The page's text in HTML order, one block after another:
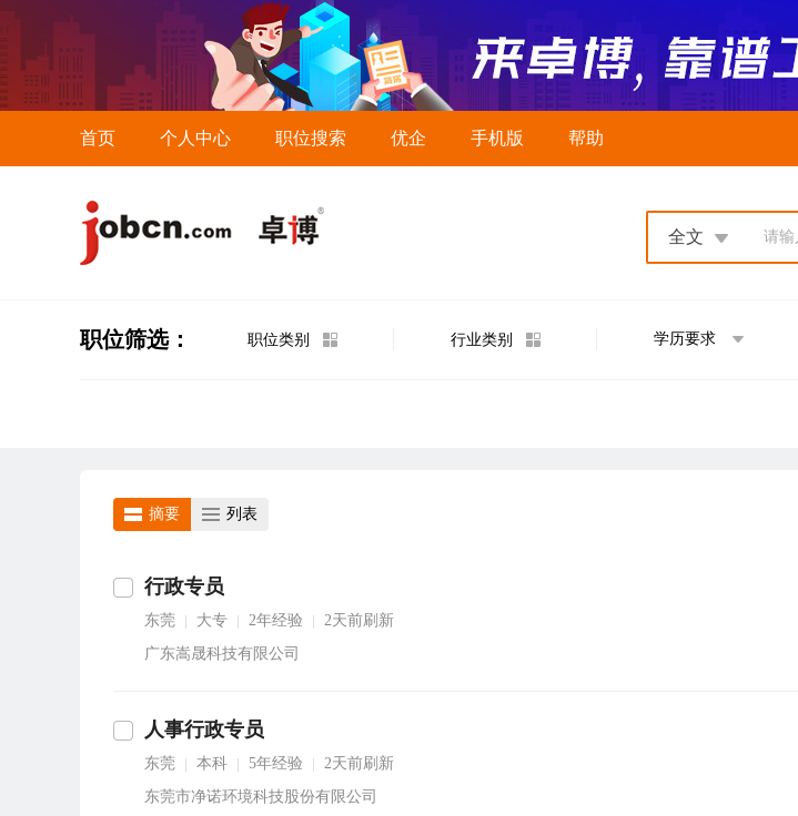
首页 个人中心 职位搜索 优企 手机版 帮助
请输
全文
职位筛选： 职位类别 行业类别 学历要求
摘要 列表
行政专员
东莞 大专 2年经验
2天前刷新
广东嵩晟科技有限公司
人事行政专员
东莞 本科 5年经验
2天前刷新
东莞市净诺环境科技股份有限公司